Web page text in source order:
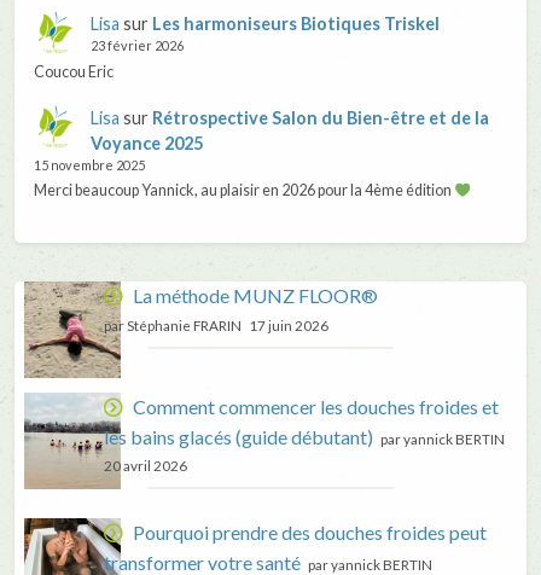
Lisa sur Les harmoniseurs Biotiques Triskel
23 février 2026
Coucou Eric
Lisa sur Rétrospective Salon du Bien-être et de la
Voyance 2025
15 novembre 2025
Merci beaucoup Yannick, au plaisir en 2026 pour la 4ème édition
La méthode MUNZ FLOOR®
par Stéphanie FRARIN 17 juin 2026
Comment commencer les douches froides et
les bains glacés (guide débutant) par yannick BERTIN
20 avril 2026
Pourquoi prendre des douches froides peut
transformer votre santé par yannick BERTIN